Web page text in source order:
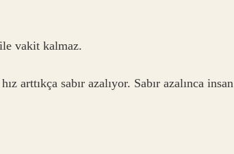
vakit kalmaz.
arttıkça sabır azalıyor. Sabır azalınca insan